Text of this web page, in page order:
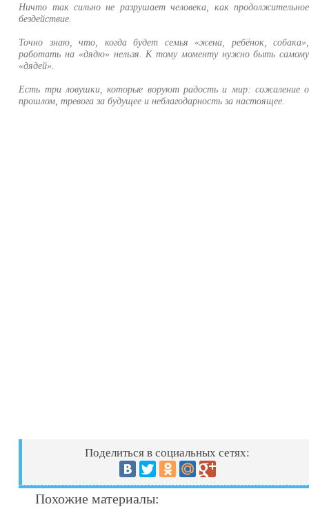
Ничто так сильно не разрушает человека, как продолжительное
бездействие.
Точно знаю, что, когда будет семья «жена, ребёнок, собака»,
работать на «дядю» нельзя. К тому моменту нужно быть самому
«дядей».
Есть три ловушки, которые воруют радость и мир: сожаление о
прошлом, тревога за будущее и неблагодарность за настоящее.
Поделиться в социальных сетях:
Похожие материалы: